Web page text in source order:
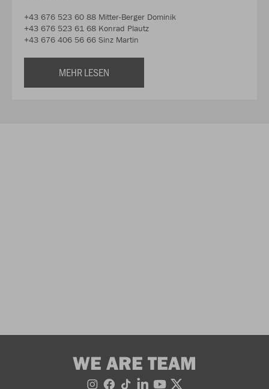
+43 676 523 60 88 Mitter-Berger Dominik
+43 676 523 61 68 Konrad Plautz
+43 676 406 56 66 Sinz Martin
MEHR LESEN
WE ARE TEAM